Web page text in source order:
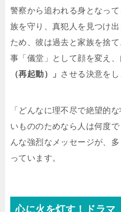
警察から追われる身となっ
族を守り、真犯人を見つけ
ため、彼は過去と家族を捨
事「儀堂」として顔を変え
（再起動）」 させる決意をし
「どんなに理不尽で絶望的
いもののためなら人は何度
んな強烈なメッセージが、
っています。
心に火を灯す！ドラマ